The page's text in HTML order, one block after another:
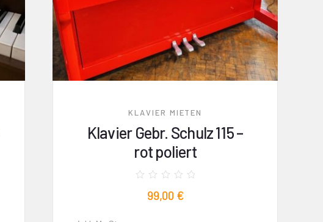
KLAVIER MIETEN
Klavier Gebr. Schulz 115 –
rot poliert
99,00 €